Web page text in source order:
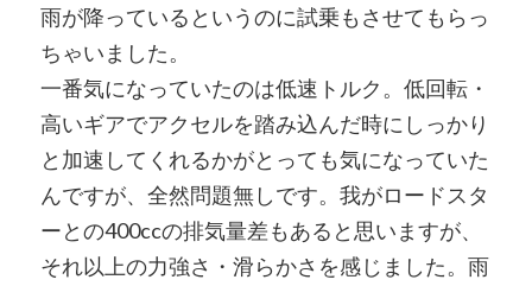
雨が降っているというのに試乗もさせてもらっ
ちゃいました。
一番気になっていたのは低速トルク。低回転・
高いギアでアクセルを踏み込んだ時にしっかり
と加速してくれるかがとっても気になっていた
んですが、全然問題無しです。我がロードスタ
ーとの400ccの排気量差もあると思いますが、
それ以上の力強さ・滑らかさを感じました。雨